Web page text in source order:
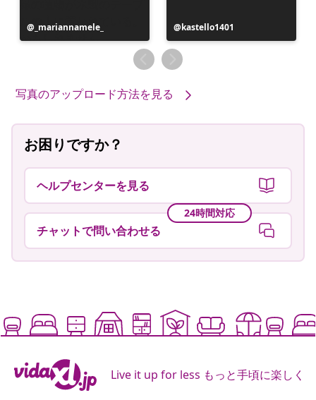
投
稿
_mariannamele_
投
稿
者
kastello1401
写真のアップロード方法を見る
お困りですか？
ヘルプセンターを見る
24時間対応
チャットで問い合わせる
Live it up for less もっと手頃に楽しく